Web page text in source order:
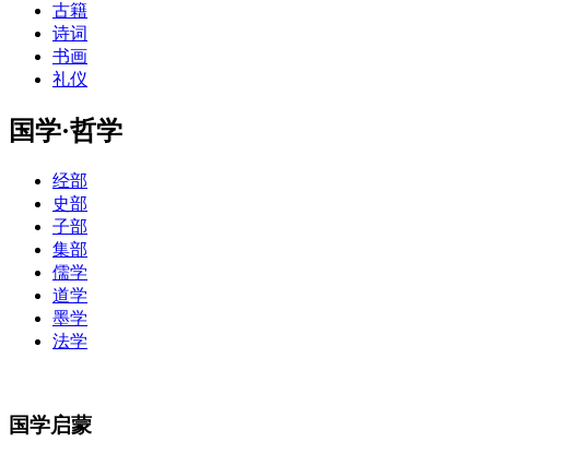
古籍
诗词
书画
礼仪
国学·哲学
经部
史部
子部
集部
儒学
道学
墨学
法学
国学启蒙